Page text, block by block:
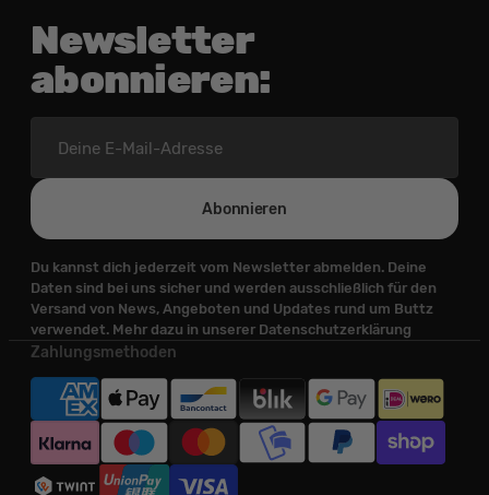
Newsletter
abonnieren:
Mail-
Adresse
Abonnieren
Du kannst dich jederzeit vom Newsletter abmelden. Deine
Daten sind bei uns sicher und werden ausschließlich für den
Versand von News, Angeboten und Updates rund um Buttz
verwendet. Mehr dazu in unserer Datenschutzerklärung
Zahlungsmethoden